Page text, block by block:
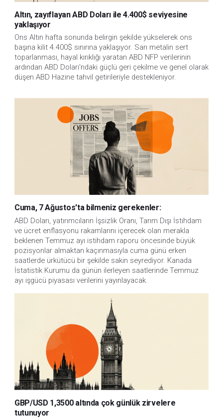
Altın, zayıflayan ABD Doları ile 4.400$ seviyesine
yaklaşıyor
Ons Altın hafta sonunda belirgin şekilde yükselerek ons
başına kilit 4.400$ sınırına yaklaşıyor. Sarı metalin sert
toparlanması, hayal kırıklığı yaratan ABD NFP verilerinin
ardından ABD Doları'ndaki güçlü geri çekilme ve genel olarak
düşen ABD Hazine tahvil getirileriyle destekleniyor.
Cuma, 7 Ağustos'ta bilmeniz gerekenler:
ABD Doları, yatırımcıların İşsizlik Oranı, Tarım Dışı İstihdam
ve ücret enflasyonu rakamlarını içerecek olan merakla
beklenen Temmuz ayı istihdam raporu öncesinde büyük
pozisyonlar almaktan kaçınmasıyla cuma günü erken
saatlerde ürkütücü bir şekilde sakin seyrediyor. Kanada
İstatistik Kurumu da günün ilerleyen saatlerinde Temmuz
ayı işgücü piyasası verilerini yayınlayacak.
GBP/USD 1,3500 altında çok günlük zirvelere
tutunuyor